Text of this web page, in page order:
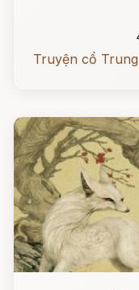
Truyện cổ